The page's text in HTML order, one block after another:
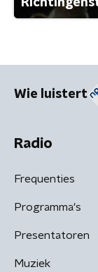
Wie luistert
Radio
Frequenties
Programma's
Presentatoren
Muziek